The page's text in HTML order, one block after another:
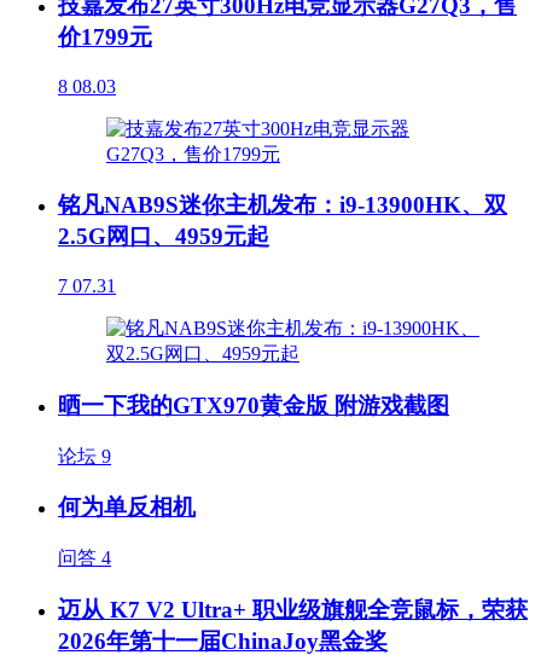
技嘉发布27英寸300Hz电竞显示器G27Q3，售
价1799元
8 08.03
铭凡NAB9S迷你主机发布：i9-13900HK、双
2.5G网口、4959元起
7 07.31
晒一下我的GTX970黄金版 附游戏截图
论坛 9
何为单反相机
问答 4
迈从 K7 V2 Ultra+ 职业级旗舰全竞鼠标，荣获
2026年第十一届ChinaJoy黑金奖